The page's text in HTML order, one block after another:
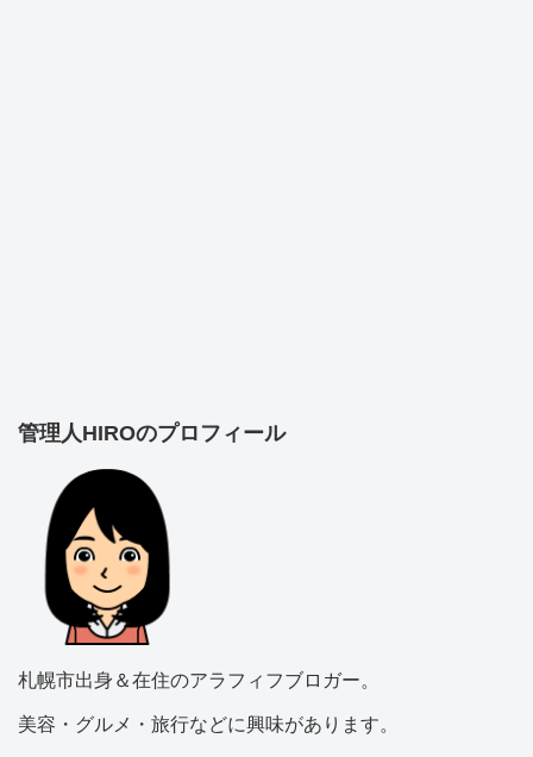
管理人HIROのプロフィール
札幌市出身＆在住のアラフィフブロガー。
美容・グルメ・旅行などに興味があります。